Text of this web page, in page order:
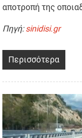
αποτροπή της
Πηγή:sinidisi.gr
Περισσότερα